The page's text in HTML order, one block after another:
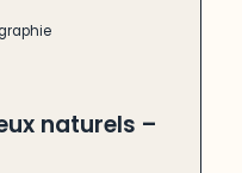
naturels –